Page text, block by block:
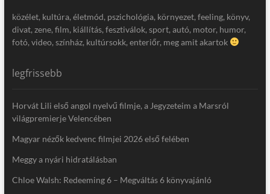
közélet, kultúra, életmód, pszichológia, környezet, feeling, könyv,
divat, zene, film, kiállítás, fesztiválok, sport, autó, motor, humor,
fotó, video, színház, kultúrsokk, enteriőr, meg amit akartok
legfrissebb
Horvát Lili első angol nyelvű filmje, a Jegyzeteim a Marsról
világpremierje Velencében
Magyar nézők kedvenc filmjei 2026 első felében
Meggy a nyári hidratálásban
Chloe Walsh: Redeeming 6 – Megváltás 6 könyvajánló